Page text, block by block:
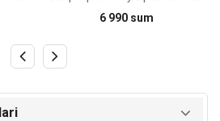
6 990 sum